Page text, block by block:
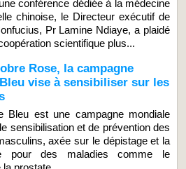
conférence dédiée à la médecine
chinoise, le Directeur exécutif de
Pr Lamine Ndiaye, a plaidé
scientifique plus...
Rose, la campagne
vise à sensibiliser sur les
Bleu est une campagne mondiale
sensibilisation et de prévention des
axée sur le dépistage et la
pour des maladies comme le